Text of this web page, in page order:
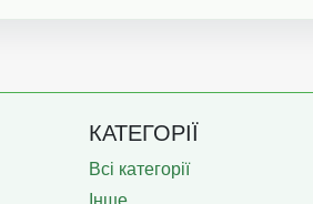
КАТЕГОРІЇ
Всі категорії